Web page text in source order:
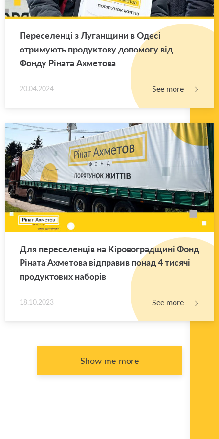
Переселенці з Луганщини в Одесі
отримують продуктову допомогу від
Фонду Ріната Ахметова
20.04.2024 See more
Для переселенців на Кіровоградщині Фонд
Ріната Ахметова відправив понад 4 тисячі
продуктових наборів
18.10.2023 See more
Show me more